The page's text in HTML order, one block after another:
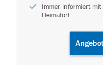
Immer informiert
Heimatort